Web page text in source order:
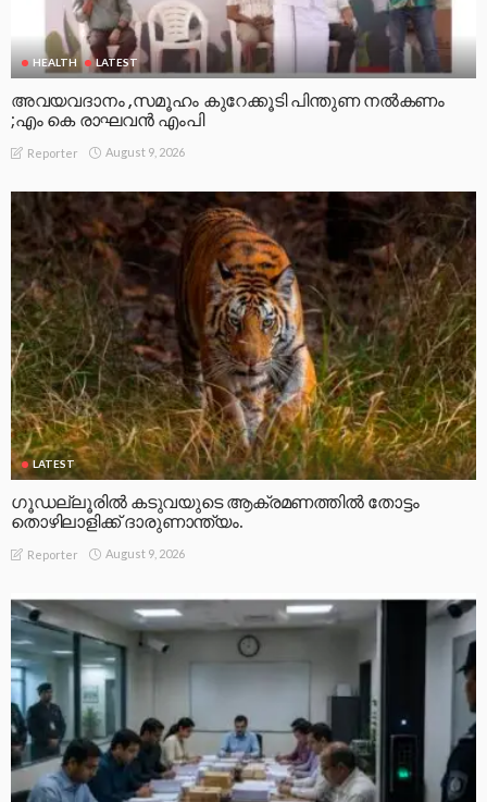
HEALTH LATEST
അവയവദാനം ,സമൂഹം കുറേക്കൂടി പിന്തുണ നൽകണം
;എം കെ രാഘവൻ എംപി
Reporter August 9, 2026
LATEST
ഗൂഡല്ലൂരിൽ കടുവയുടെ ആക്രമണത്തിൽ തോട്ടം
തൊഴിലാളിക്ക് ദാരുണാന്ത്യം.
Reporter August 9, 2026